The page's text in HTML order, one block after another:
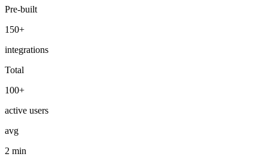
Pre-built
150+
integrations
Total
100+
active users
avg
2 min